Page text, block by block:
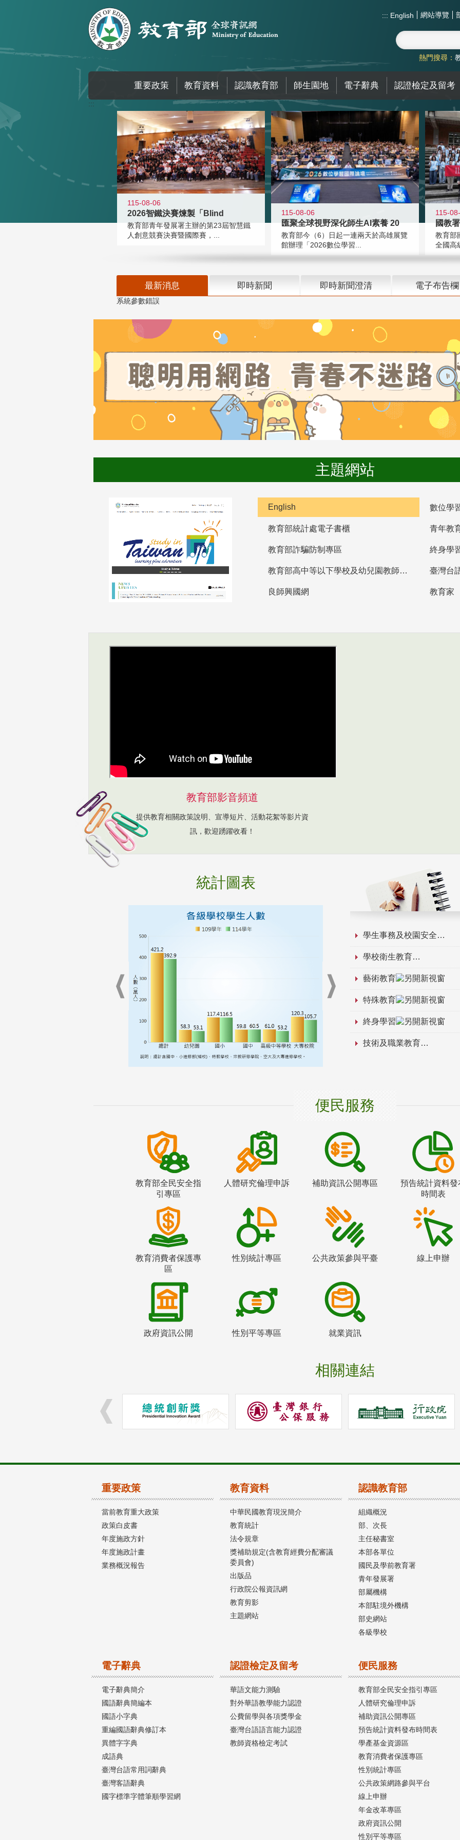
::: English 網站導覽
熱門搜尋：
重要政策 教育資料 認識教育部 師生園地 電子辭典 認證檢定及留考
:::
115-08-06
2026智鐵決賽煉製「Blind
教育部青年發展署主辦的第23屆智慧鐵
人創意競賽決賽暨國際賽，...
115-08-06
匯聚全球視野深化師生AI素養 20
教育部今（6）日起一連兩天於高雄展覽
館辦理「2026數位學習...
115-
教育部
全國高
最新消息 即時新聞 即時新聞澄清 電子布告欄
系統參數錯誤
主題網站
English 數位學
教育部統計處電子書櫃 青年教
教育部詐騙防制專區 終身學
教育部高中等以下學校及幼兒園教師資格檢定考試 臺灣台
良師興國網 教育家
教育部影音頻道
提供教育相關政策說明、宣導短片、活動花絮等影片資
訊，歡迎踴躍收看！
統計圖表
學生事務及校園安全
學校衛生教育
藝術教育
特殊教育
終身學習
技術及職業教育
便民服務
教育部全民安全指
引專區
人體研究倫理申訴 補助資訊公開專區
預告統計資料發
時間表
教育消費者保護專
區
性別統計專區 公共政策參與平臺 線上申辦
政府資訊公開 性別平等專區 就業資訊
相關連結
重要政策
當前教育重大政策
政策白皮書
年度施政方針
年度施政計畫
業務概況報告
教育資料
中華民國教育現況簡介
教育統計
法令規章
獎補助規定(含教育經費分配審議
委員會)
出版品
行政院公報資訊網
教育剪影
主題網站
認識教育部
組織概況
部、次長
主任秘書室
本部各單位
國民及學前教育署
青年發展署
部屬機構
本部駐境外機構
部史網站
各級學校
電子辭典
電子辭典簡介
國語辭典簡編本
國語小字典
重編國語辭典修訂本
異體字字典
成語典
臺灣台語常用詞辭典
臺灣客語辭典
國字標準字體筆順學習網
認證檢定及留考
華語文能力測驗
對外華語教學能力認證
公費留學與各項獎學金
臺灣台語語言能力認證
教師資格檢定考試
便民服務
教育部全民安全指引專區
人體研究倫理申訴
補助資訊公開專區
預告統計資料發布時間表
學產基金資源區
教育消費者保護專區
性別統計專區
公共政策網路參與平台
線上申辦
年金改革專區
政府資訊公開
性別平等專區